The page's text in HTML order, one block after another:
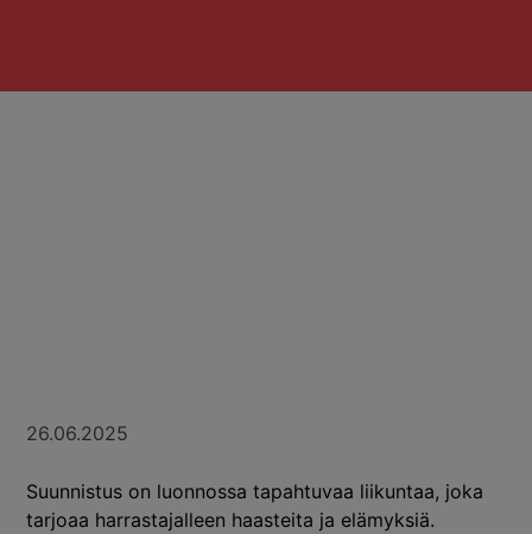
26.06.2025
Suunnistus on luonnossa tapahtuvaa liikuntaa, joka
tarjoaa harrastajalleen haasteita ja elämyksiä.